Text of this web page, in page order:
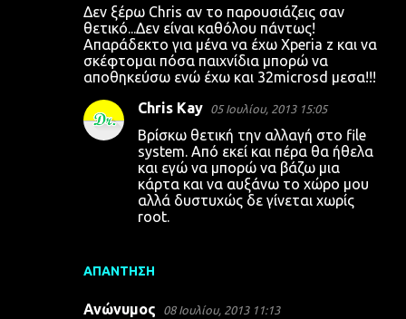
Δεν ξέρω Chris αν το παρουσιάζεις σαν
θετικό...Δεν είναι καθόλου πάντως!
Απαράδεκτο για μένα να έχω Xperia z και να
σκέφτομαι πόσα παιχνίδια μπορώ να
αποθηκεύσω ενώ έχω και 32microsd μεσα!!!
ΑΠΆΝΤΗΣΗ
Chris Kay 05 Ιουλίου, 2013 15:05
Βρίσκω θετική την αλλαγή στο file
system. Από εκεί και πέρα θα ήθελα
και εγώ να μπορώ να βάζω μια
κάρτα και να αυξάνω το χώρο μου
αλλά δυστυχώς δε γίνεται χωρίς
root.
Ανώνυμος 08 Ιουλίου, 2013 11:13